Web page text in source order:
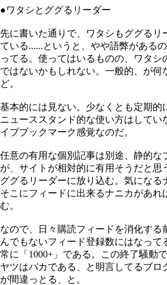
●ワタシとググるリーダー
先に書いた通りで、ワタシもググるリ
ている......というと、やや語弊がある
ってる。使ってはいるものの、ワタシ
ではないかもしれない。一般的、が何
ど。
基本的には見ない。少なくとも定期的
ニューススタンド的な使い方はしてい
イブブックマーク感覚なのだ。
任意の有用な個別記事は別途、静的な
が、サイトが相対的に有用そうだと思
ググるリーダーに放り込む。気になる
そこにフィードに出来るナニカがあれ
む。
なので、日々購読フィードを消化する
んでもないフィード登録数にはなって
常に「1000+」である。この終了騒動
ヤツはバカである、と明言してるブロ
が間違っとる、と。